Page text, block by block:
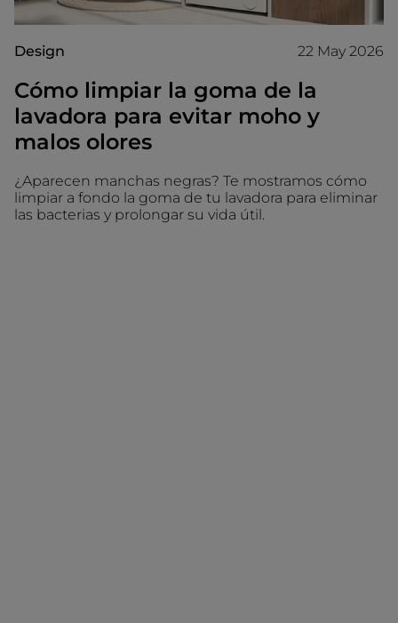
Design 22 May 2026
Cómo limpiar la goma de la
lavadora para evitar moho y
malos olores
¿Aparecen manchas negras? Te mostramos cómo
limpiar a fondo la goma de tu lavadora para eliminar
las bacterias y prolongar su vida útil.